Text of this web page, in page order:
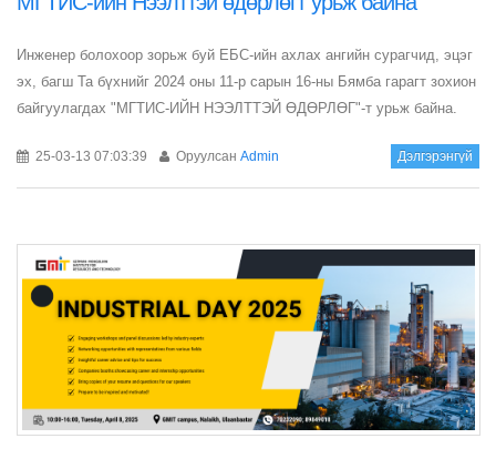
Инженер болохоор зорьж буй ЕБС-ийн ахлах ангийн сурагчид, эцэг
эх, багш Та бүхнийг 2024 оны 11-р сарын 16-ны Бямба гарагт зохион
байгуулагдах "МГТИС-ИЙН НЭЭЛТТЭЙ ӨДӨРЛӨГ"-т урьж байна.
25-03-13 07:03:39 Оруулсан Admin Дэлгэрэнгүй